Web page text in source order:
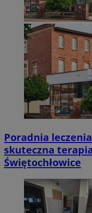
Poradnia
skuteczna
Świętochłowice